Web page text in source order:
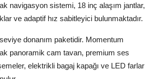
navigasyon sistemi, 18 inç alaşım jantlar,
ve adaptif hız sabitleyici bulunmaktadır.
donanım paketidir. Momentum
panoramik cam tavan, premium ses
elektrikli bagaj kapağı ve LED farlar